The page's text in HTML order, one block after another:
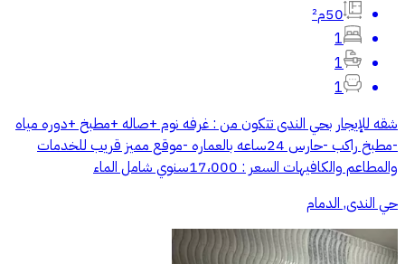
50م²
1
1
1
شقه للإيجار بحي الندى تتكون من : غرفه نوم +صاله +مطبخ +دوره مياه
-مطبخ راكب -حارس 24ساعه بالعماره -موقع مميز قريب للخدمات
والمطاعم والكافيهات السعر : 17،000سنوي شامل الماء
حي الندى, الدمام